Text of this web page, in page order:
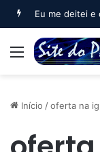
Eu me deitei e
Menu
Início /oferta na